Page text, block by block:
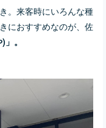
。来客時にいろんな種
におすすめなのが、佐
。